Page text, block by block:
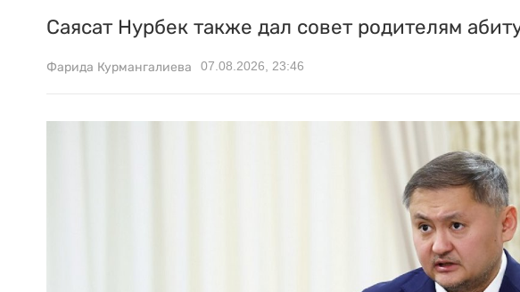
Саясат Нурбек также дал совет родителям
Фарида Курмангалиева 07.08.2026, 23:46